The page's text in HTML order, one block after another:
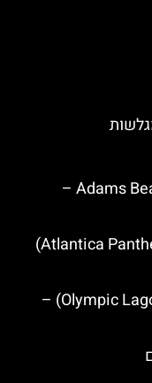
איה נאפה מלון אדמס – Adams Beach Hotel –
מלון פאנטה איה נאפה (Atlantica Panthea Resort)
מלון אולימפיק לגון איה נאפה (Olympic Lagoon) –